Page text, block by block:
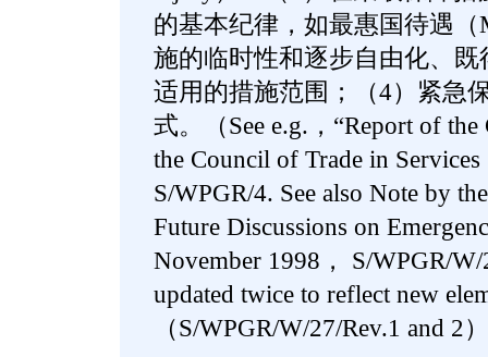
的基本纪律，如最惠国待遇
施的临时性和逐步自由化、
适用的措施范围；（4）紧急
式。（See e.g.，“Report of
the Council of Trade in
S/WPGR/4. See also Note by
Future Discussions on
November 1998， S/WPGR/
updated twice to reflect new
（S/WPGR/W/27/Rev.1 and 2